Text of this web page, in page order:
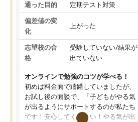
通った目的 定期テスト対策
偏差値の変
化
上がった
志望校の合
格
受験していない/結果が
出ていない
オンラインで勉強のコツが学べる！
初めは料金面で躊躇していましたが、
お試し後の面談で、「子どもがやる気
が出るようにサポートするのが私たち
です！安心してください！やる気が出